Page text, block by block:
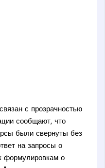
с прозрачностью
сообщают, что
были свернуты без
на запросы о
формулировкам о